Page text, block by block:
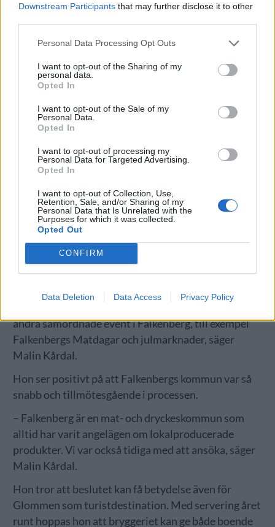
Downstream Participants that may further disclose it to other
Personal Data Processing Opt Outs
I want to opt-out of the Sharing of my
personal data.
Opted In
I want to opt-out of the Sale of my
Personal Data.
Opted In
I want to opt-out of processing my
Personal Data for Targeted Advertising.
Opted In
I want to opt-out of Collection, Use,
Retention, Sale, and/or Sharing of my
Personal Data that Is Unrelated with the
Purposes for which it was collected.
Opted Out
CONFIRM
Data Deletion Data Access Privacy Policy
förmiddagen. Därför öppnade bryggeriet baren
tillfälligt på kvällen för att fira med gästerna.
Nu vill bryggeriet synas mer under året.
andra samordnade event i Falkenberg, till exempel
Falkenbergs Matdagar och julmarknader, säger
Malin Kårdal.
Hon ser positivt på att Falkenbergs kommun var så
snabb och tillmötesgående i processen.
– Falkenberg är en mat- och dryckeskommun som
alltid har varit angelägen om lokalproducerade
produkter. Vi var också tidiga med att ansöka, säger
Malin Kårdal.
Hon tror att beslutet kan få betydelse även för
Glommen som turistdestination. Med servering året
runt hoppas hon att bryggeriet kan ge både boende